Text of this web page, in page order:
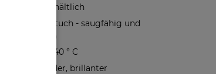
In 2 Größen erhältlich
Weiches Handtuch - saugfähig und
Waschbar bis 40 ° C
Hochauflösender, brillanter